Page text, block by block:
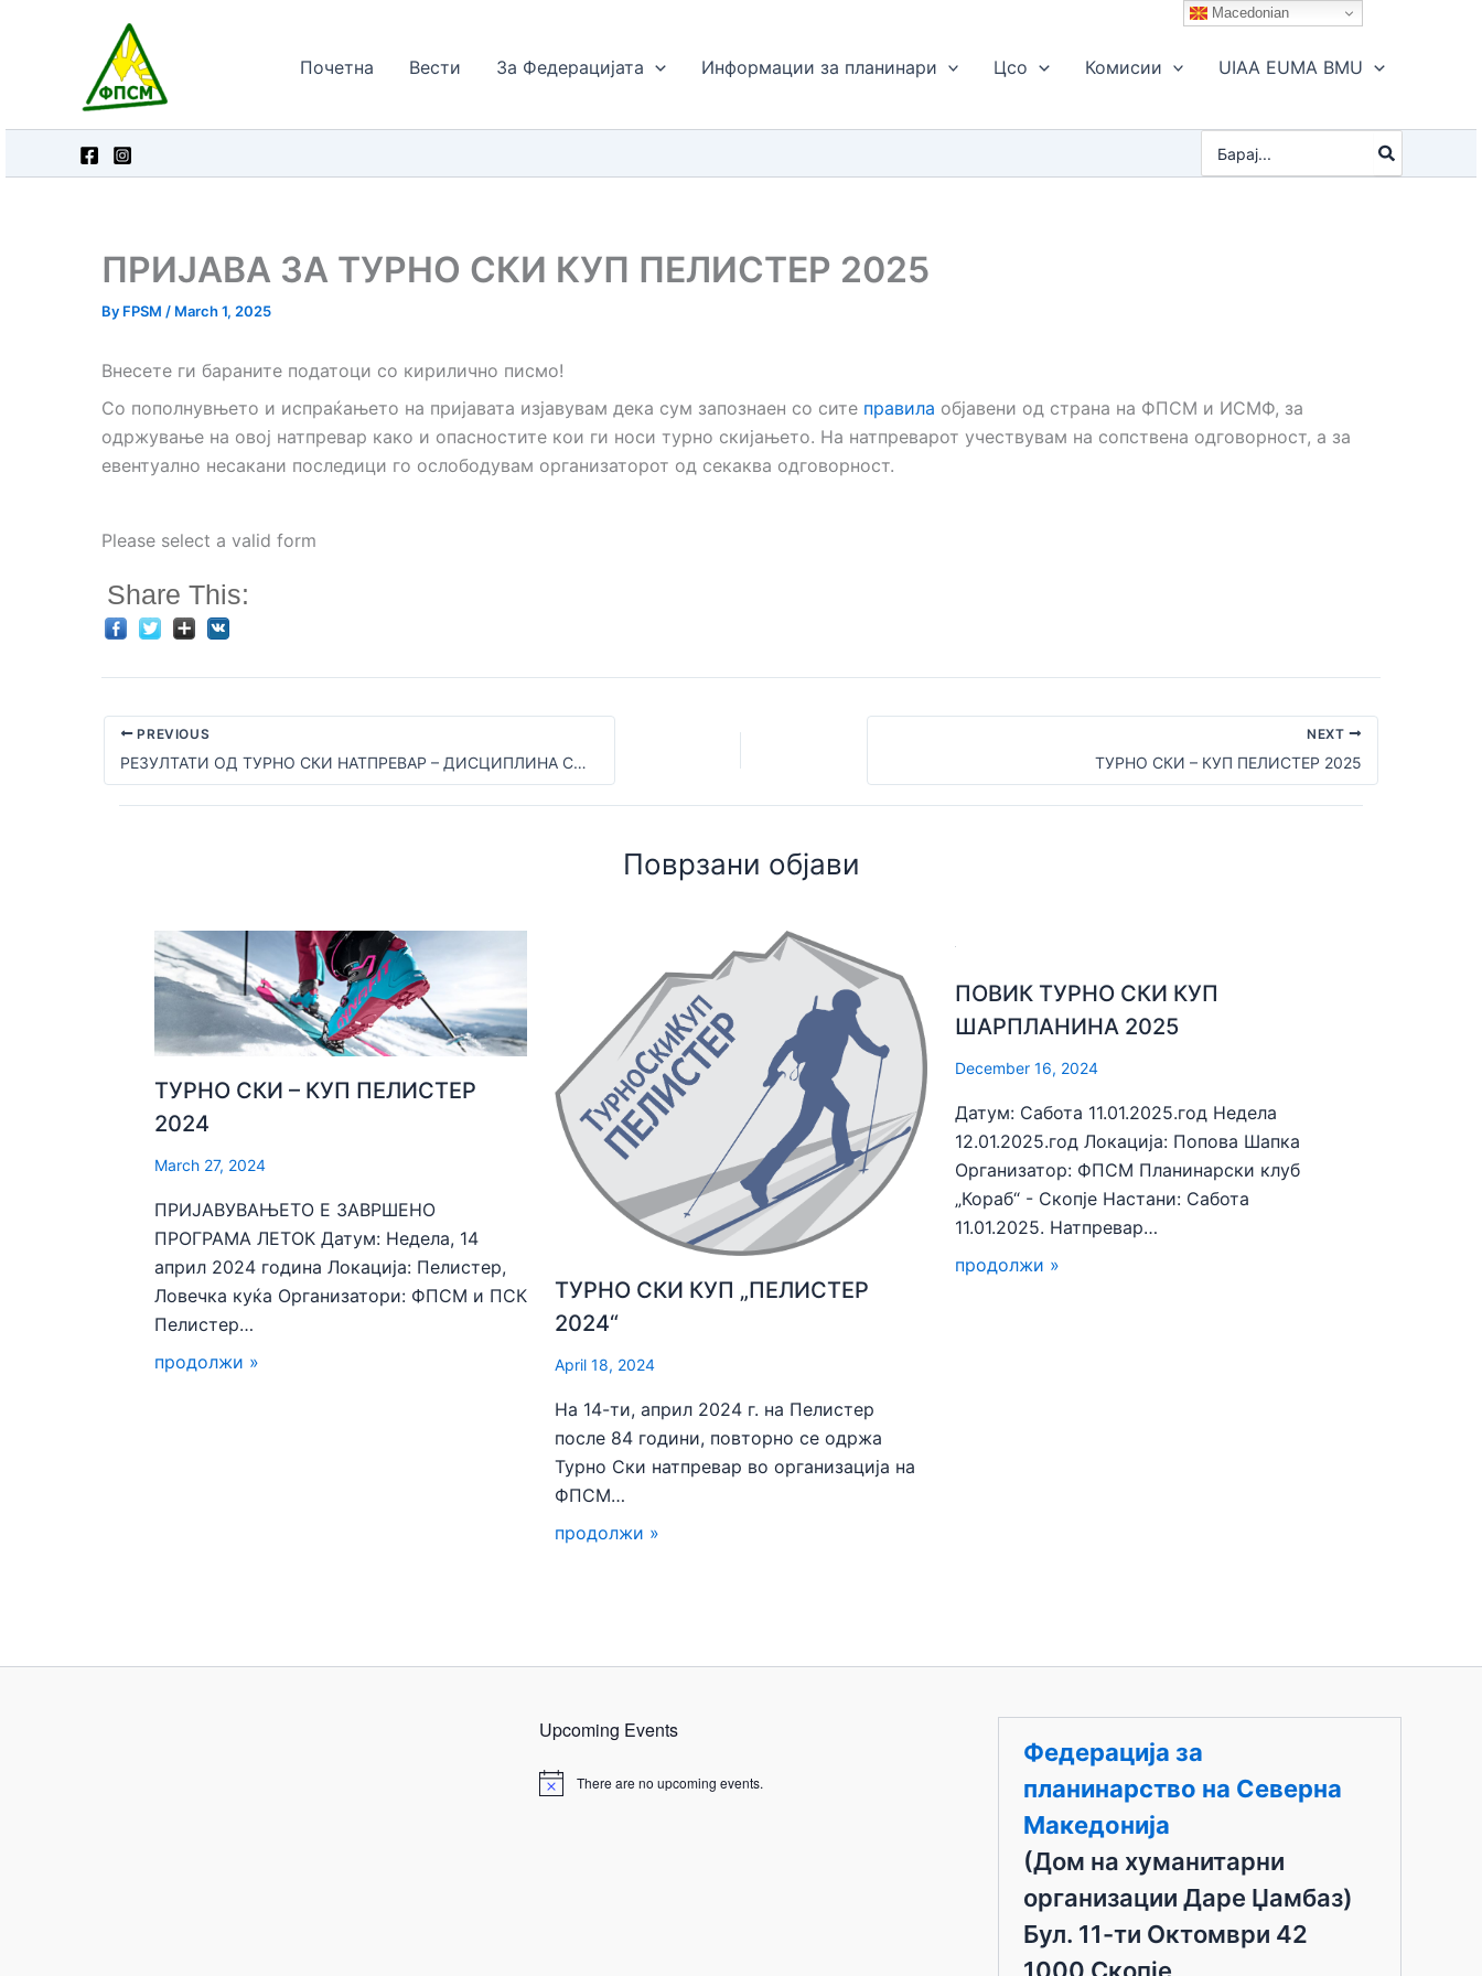
Почетна Вести За Федерацијата Информации за планинари Цсо Комисии UIAA EUMA BMU
for:
ПРИЈАВА ЗА ТУРНО СКИ КУП ПЕЛИСТЕР 2025
By FPSM / March 1, 2025
Внесете ги бараните податоци со кирилично писмо!
Со пополнувњето и испраќањето на пријавата изјавувам дека сум запознаен со сите правила објавени од страна на ФПСМ и ИСМФ, за
одржување на овој натпревар како и опасностите кои ги носи турно скијањето. На натпреварот учествувам на сопствена одговорност, а за
евентуално несакани последици го ослободувам организаторот од секаква одговорност.
Please select a valid form
Share This:
PREVIOUS
РЕЗУЛТАТИ ОД ТУРНО СКИ НАТПРЕВАР – ДИСЦИПЛИНА СПРИНТ
NEXT
ТУРНО СКИ – КУП ПЕЛИСТЕР 2025
Поврзани објави
ТУРНО СКИ – КУП ПЕЛИСТЕР
2024
March 27, 2024
ПРИЈАВУВАЊЕТО Е ЗАВРШЕНО
ПРОГРАМА ЛЕТОК Датум: Недела, 14
април 2024 година Локација: Пелистер,
Ловечка куќа Организатори: ФПСМ и ПСК
Пелистер…
продолжи »
ТУРНО СКИ КУП „ПЕЛИСТЕР
2024“
April 18, 2024
На 14-ти, април 2024 г. на Пелистер
после 84 години, повторно се одржа
Турно Ски натпревар во организација на
ФПСМ…
продолжи »
ПОВИК ТУРНО СКИ КУП
ШАРПЛАНИНА 2025
December 16, 2024
Датум: Сабота 11.01.2025.год Недела
12.01.2025.год Локација: Попова Шапка
Организатор: ФПСМ Планинарски клуб
„Кораб“ - Скопје Настани: Сабота
11.01.2025. Натпревар…
продолжи »
Upcoming Events
N
There are no upcoming events.
Федерација за
планинарство на Северна
Македонија
(Дом на хуманитарни
организации Даре Џамбаз)
Бул. 11-ти Октомври 42
Macedonian